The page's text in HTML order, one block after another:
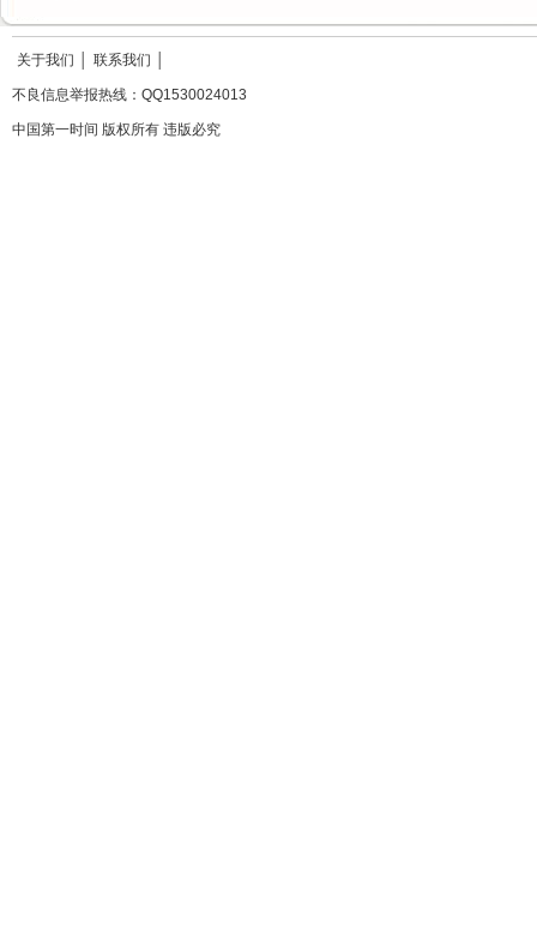
关于我们 联系我们
不良信息举报热线：QQ1530024013
中国第一时间 版权所有 违版必究